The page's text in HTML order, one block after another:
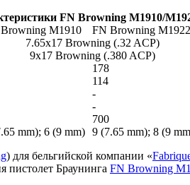
FN Browning M1910/
M1910
FN Browning
7.65х17 Browning (.32 ACP)
9х17 Browning (.380 ACP)
178
114
-
-
700
mm); 6 (9 mm) 9 (7.65 mm); 8 (9
) для бельгийской компании «
пистолет Браунинга FN Browning